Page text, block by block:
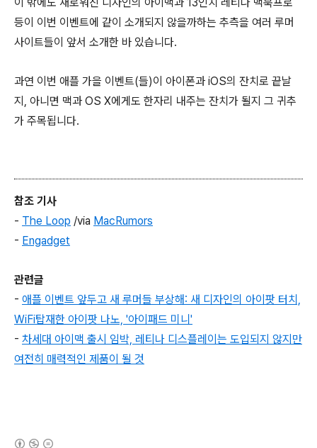
등이 이번 이벤트에 같이 소개되지 않을까하는 추측을 여러 루머
사이트들이 앞서 소개한 바 있습니다.
과연 이번 애플 가을 이벤트(들)이 아이폰과 iOS의 잔치로 끝날
지, 아니면 맥과 OS X에게도 한자리 내주는 잔치가 될지 그 귀추
가 주목됩니다.
참조 기사
- The Loop /via MacRumors
- Engadget
관련글
- 애플 이벤트 앞두고 새 루머들 부상해: 새 디자인의 아이팟 터치,
WiFi탑재한 아이팟 나노, '아이패드 미니'
- 차세대 아이맥 출시 임박, 레티나 디스플레이는 도입되지 않지만
여전히 매력적인 제품이 될 것